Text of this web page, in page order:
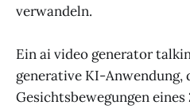
verwandeln.
Ein ai video generator
generative KI-Anwendung,
Gesichtsbewegungen